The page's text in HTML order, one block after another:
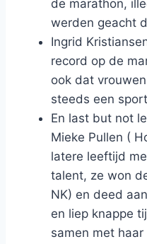
de marathon,
werden geacht
Ingrid
record op de
ook dat
steeds een
En last but not
Mieke Pullen (
latere leeftijd
talent, ze won
NK) en deed
en liep knappe
samen met